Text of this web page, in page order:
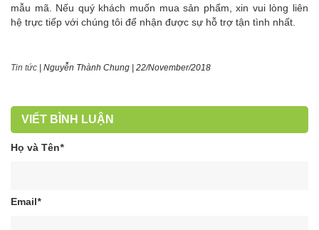
mẫu mã. Nếu quý khách muốn mua sản phẩm, xin vui lòng liên
hệ trực tiếp với chúng tôi để nhận được sự hỗ trợ tận tình nhất.
Tin tức Nguyễn Thành Chung 22/November/2018
VIẾT BÌNH LUẬN
Họ và Tên*
Email*